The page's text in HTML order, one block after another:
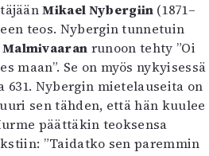
Mikael Nybergiin (1871–
teos. Nybergin tunnetuin
runoon tehty ”Oi
maan”. Se on myös nykyisessä
Nybergin mietelauseita on
sen tähden, että hän kuulee
päättäkin teoksensa
”Taidatko sen paremmin